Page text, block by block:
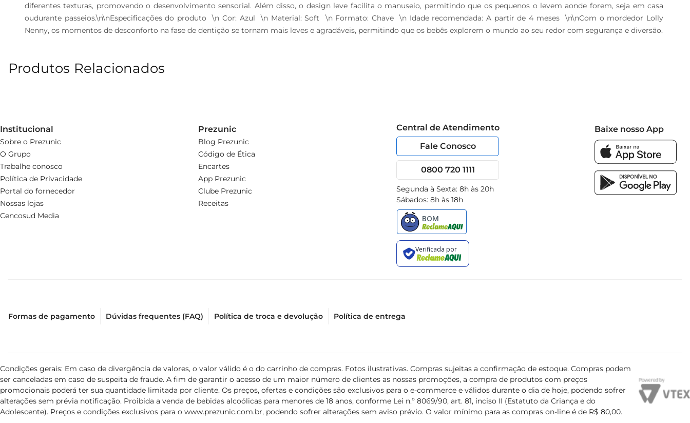
diferentes texturas, promovendo o desenvolvimento sensorial. Além disso, o design leve facilita o manuseio, permitindo que os pequenos o levem aonde forem, seja em casa
oudurante passeios.\n\nEspecificações do produto  \n Cor: Azul  \n Material: Soft  \n Formato: Chave  \n Idade recomendada: A partir de 4 meses  \n\nCom o mordedor Lolly
Nenny, os momentos de desconforto na fase de dentição se tornam mais leves e agradáveis, permitindo que os bebês explorem o mundo ao seu redor com segurança e diversão.
Produtos Relacionados
Institucional
Sobre o Prezunic
O Grupo
Trabalhe conosco
Política de Privacidade
Portal do fornecedor
Nossas lojas
Cencosud Media
Prezunic
Blog Prezunic
Código de Ética
Encartes
App Prezunic
Clube Prezunic
Receitas
Central de Atendimento
Fale Conosco
0800 720 1111
Segunda à Sexta: 8h às 20h
Sábados: 8h às 18h
Baixe nosso App
Formas de pagamento Dúvidas frequentes (FAQ) Política de troca e devolução Política de entrega
Condições gerais: Em caso de divergência de valores, o valor válido é o do carrinho de compras. Fotos ilustrativas. Compras sujeitas a confirmação de estoque. Compras podem
ser canceladas em caso de suspeita de fraude. A fim de garantir o acesso de um maior número de clientes as nossas promoções, a compra de produtos com preços
promocionais poderá ter sua quantidade limitada por cliente. Os preços, ofertas e condições são exclusivos para o e-commerce e válidos durante o dia de hoje, podendo sofrer
alterações sem prévia notificação. Proibida a venda de bebidas alcoólicas para menores de 18 anos, conforme Lei n.º 8069/90, art. 81, inciso II (Estatuto da Criança e do
Adolescente). Preços e condições exclusivos para o www.prezunic.com.br, podendo sofrer alterações sem aviso prévio. O valor mínimo para as compras on-line é de R$ 80,00.